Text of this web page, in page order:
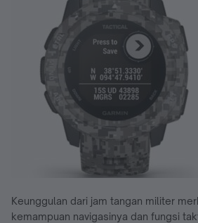
Keunggulan dari jam tangan militer
kemampuan navigasinya dan fungsi